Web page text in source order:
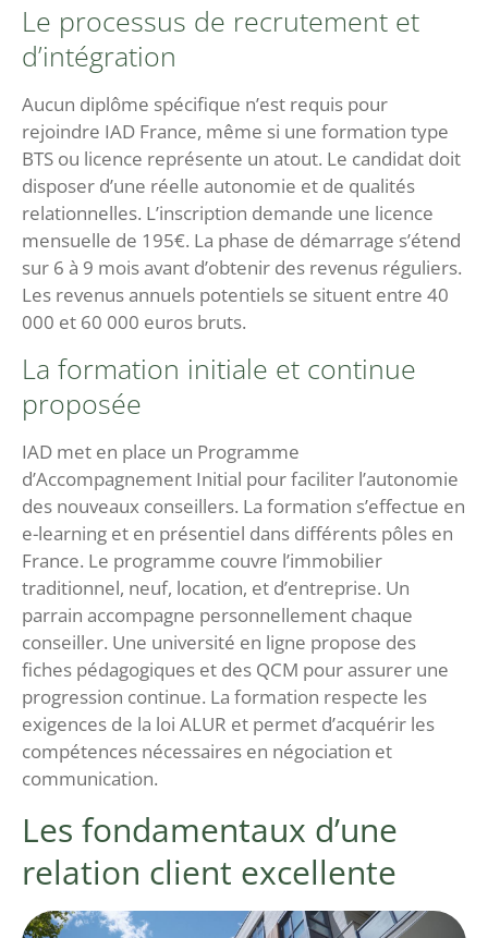
Le processus de recrutement et
d’intégration
Aucun diplôme spécifique n’est requis pour
rejoindre IAD France, même si une formation type
BTS ou licence représente un atout. Le candidat doit
disposer d’une réelle autonomie et de qualités
relationnelles. L’inscription demande une licence
mensuelle de 195€. La phase de démarrage s’étend
sur 6 à 9 mois avant d’obtenir des revenus réguliers.
Les revenus annuels potentiels se situent entre 40
000 et 60 000 euros bruts.
La formation initiale et continue
proposée
IAD met en place un Programme
d’Accompagnement Initial pour faciliter l’autonomie
des nouveaux conseillers. La formation s’effectue en
e-learning et en présentiel dans différents pôles en
France. Le programme couvre l’immobilier
traditionnel, neuf, location, et d’entreprise. Un
parrain accompagne personnellement chaque
conseiller. Une université en ligne propose des
fiches pédagogiques et des QCM pour assurer une
progression continue. La formation respecte les
exigences de la loi ALUR et permet d’acquérir les
compétences nécessaires en négociation et
communication.
Les fondamentaux d’une
relation client excellente